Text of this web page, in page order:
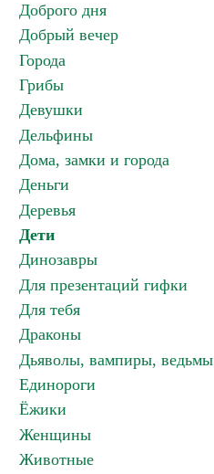
Доброго дня
Добрый вечер
Города
Грибы
Девушки
Дельфины
Дома, замки и города
Деньги
Деревья
Дети
Динозавры
Для презентаций гифки
Для тебя
Драконы
Дьяволы, вампиры, ведьмы
Единороги
Ёжики
Женщины
Животные